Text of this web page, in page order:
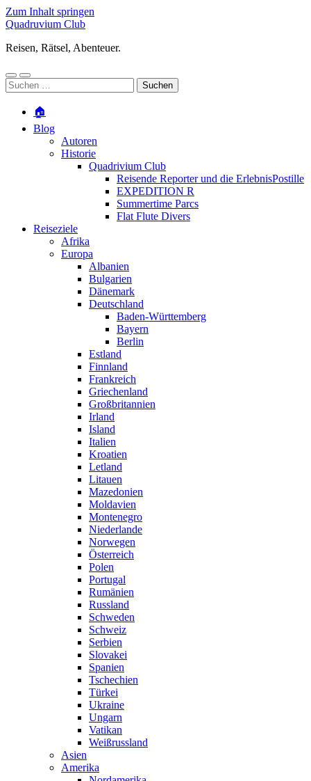
Zum Inhalt springen
Quadruvium Club
Reisen, Rätsel, Abenteuer.
Mobile-
Menü
Suchfeld
ein-/ausblenden
Suchen
nach:
🏠
Blog
Autoren
Historie
Quadrivium Club
Reisende Reporter und die ErlebnisPostille
EXPEDITION R
Summertime Parcs
Flat Flute Divers
Reiseziele
Afrika
Europa
Albanien
Bulgarien
Dänemark
Deutschland
Baden-Württemberg
Bayern
Berlin
Estland
Finnland
Frankreich
Griechenland
Großbritannien
Irland
Island
Italien
Kroatien
Letland
Litauen
Mazedonien
Moldavien
Montenegro
Niederlande
Norwegen
Österreich
Polen
Portugal
Rumänien
Russland
Schweden
Schweiz
Serbien
Slovakei
Spanien
Tschechien
Türkei
Ukraine
Ungarn
Vatikan
Weißrussland
Asien
Amerika